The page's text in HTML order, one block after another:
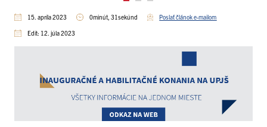
prác15. apríla 2023 0minút, 31sekúnd Poslať článok e-mailom
Edit: 12. júla 2023